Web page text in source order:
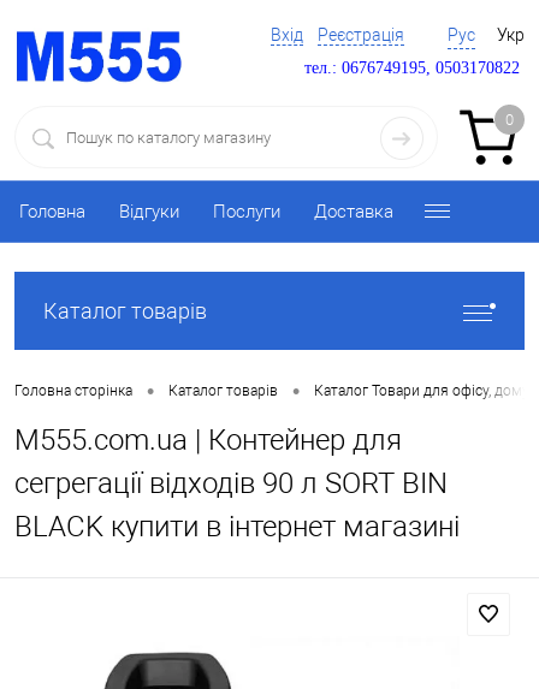
Вхід Реєстрація Рус Укр
тел.: 0676749195, 0503170822
0
Головна Відгуки Послуги Доставка
Каталог товарів
Головна сторінка • Каталог товарів • Каталог Товари для офісу, дому
M555.com.ua | Контейнер для
сегрегації відходів 90 л SORT BIN
BLACK купити в інтернет магазині